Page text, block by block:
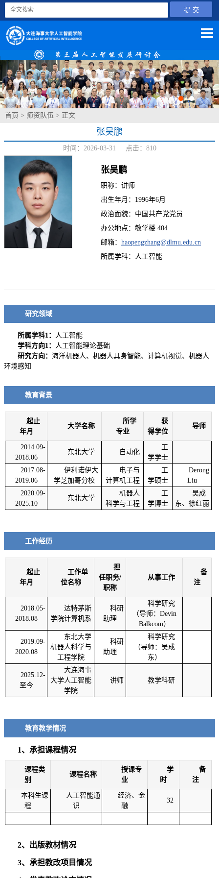
首页 > 师资队伍 > 正文
张昊鹏
时间：2026-03-31 点击： 810
张昊鹏
职称：讲师
出生年月：1996年6月
政治面貌：中国共产党党员
办公地点：敏学楼 404
邮箱： haopengzhang@dlmu.edu.cn
所属学科：人工智能
研究领域
所属学科1：
人工智能
学科方向1：
人工智能理论基础
研究方向： 海洋机器人、机器人具身智能、计算机视觉、机器人
环境感知
教育背景
起止
年月
大学名称
所学
专业
获
得学位
导师
2014.09-
2018.06
东北大学 自动化
工
学学士
2017.08-
2019.06
伊利诺伊大
学芝加哥分校
电子与
计算机工程
工
学硕士
Derong
Liu
2020.09-
2025.10
东北大学
机器人
科学与工程
工
学博士
吴成
东、徐红丽
工作经历
起止
年月
工作单
位名称
担
任职务/
职称
从事工作
备
注
2018.05-
2018.08
达特茅斯
学院计算机系
科研
助理
科学研究
（导师：Devin
Balkcom）
2019.09-
2020.08
东北大学
机器人科学与
工程学院
科研
助理
科学研究
（导师：吴成
东）
2025.12-
至今
大连海事
大学人工智能
学院
讲师 教学科研
教育教学情况
1、承担课程情况
课程类
别
课程名称
授课专
业
学
时
备
注
本科生课
程
人工智能通
识
经济、金
融
32
2、出版教材情况
3、承担教改项目情况